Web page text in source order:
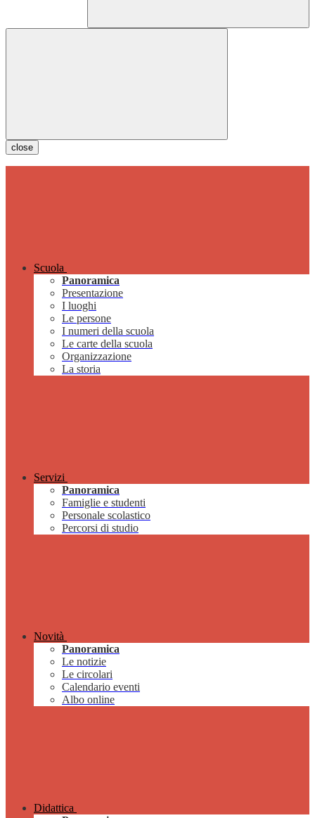
close
Scuola
Panoramica
Presentazione
I luoghi
Le persone
I numeri della scuola
Le carte della scuola
Organizzazione
La storia
Servizi
Panoramica
Famiglie e studenti
Personale scolastico
Percorsi di studio
Novità
Panoramica
Le notizie
Le circolari
Calendario eventi
Albo online
Didattica